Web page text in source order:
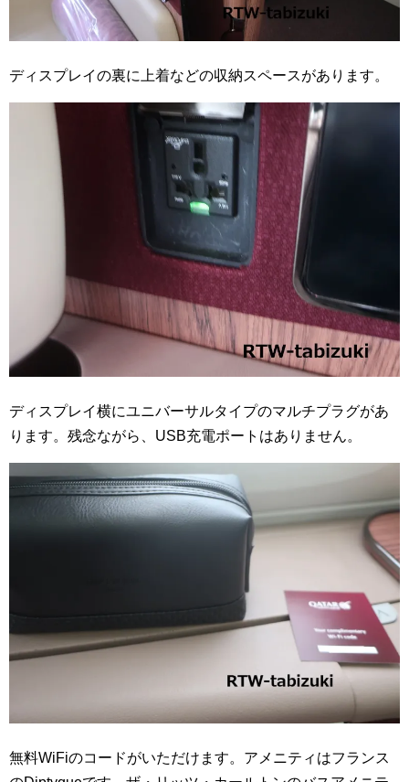
ディスプレイの裏に上着などの収納スペースがあります。
ディスプレイ横にユニバーサルタイプのマルチプラグがあ
ります。残念ながら、USB充電ポートはありません。
無料WiFiのコードがいただけます。アメニティはフランス